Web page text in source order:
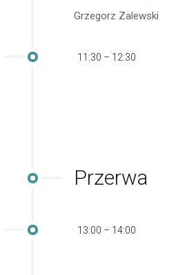
Grzegorz Zalewski
11:30 – 12:30
Przerwa
13:00 – 14:00